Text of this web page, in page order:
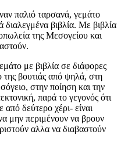
παλιό ταρσανά, γεμάτο
βιβλία. Με βιβλία
της Μεσογείου και
με βιβλία σε διάφορες
βουτιάς από ψηλά, στη
στην ποίηση και την
παρά το γεγονός ότι
από δεύτερο χέρι- είναι
μην περιμένουν να βρουν
αλλα να διαβαστούν